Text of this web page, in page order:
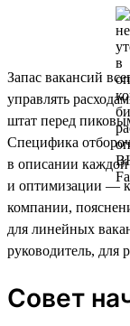
Запас вакансий
управлять
штат перед
Специфика
в описании
и оптимизации —
компании,
для линейных
руководитель,
Совет